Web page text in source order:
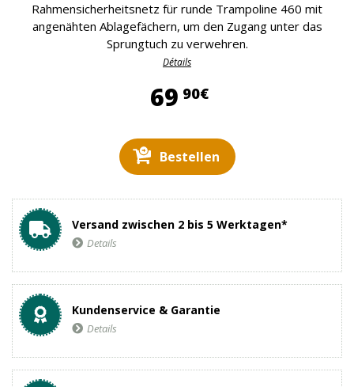
Rahmensicherheitsnetz für runde Trampoline 460 mit
angenähten Ablagefächern, um den Zugang unter das
Sprungtuch zu verwehren.
Détails
69 90€69,90 €
Bestellen
Versand zwischen 2 bis 5 Werktagen*
Details
Kundenservice & Garantie
Details